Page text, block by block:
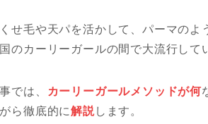
せ毛や天パを活かして、パーマの
のカーリーガールの間で大流行して
では、 カーリーガールメソッドが何
ら徹底的に解説します。